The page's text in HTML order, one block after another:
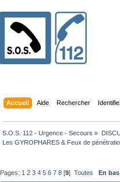
Accueil Aide Rechercher
S.O.S. 112 - Urgence - Secours »
Les GYROPHARES & Feux de
Pages: 1 2 3 4 5 6 7 8 [9]Toutes En bas